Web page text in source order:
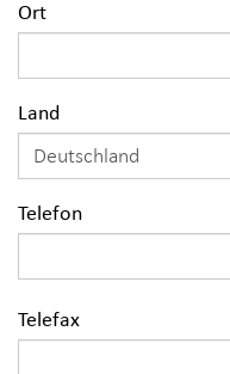
Ort
Land
Telefon
Telefax